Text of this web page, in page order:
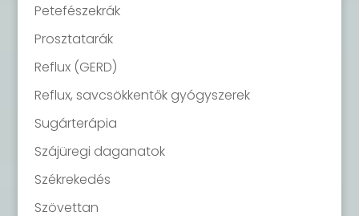
Petefészekrák
Prosztatarák
Reflux (GERD)
Reflux, savcsökkentők gyógyszerek
Sugárterápia
Szájüregi daganatok
Székrekedés
Szövettan